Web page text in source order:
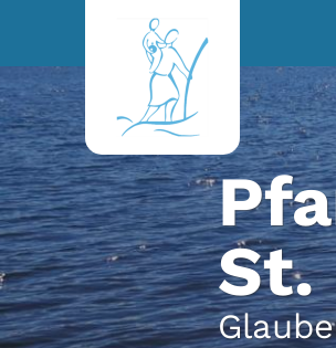
Zum Inhalt springen
St.